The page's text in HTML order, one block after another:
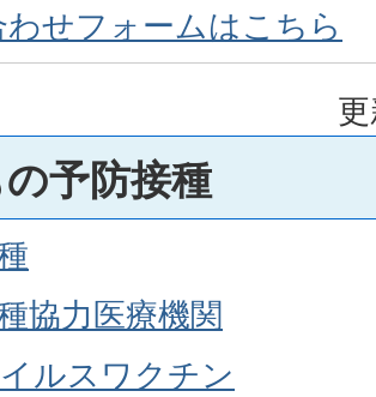
せフォームはこちら
予防接種
協力医療機関
ルスワクチン